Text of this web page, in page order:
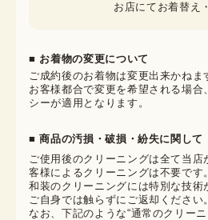
お店にてお着替え
■ お着物の変更について
ご成約後のお着物は変更出来かねま
お客様都合で変更を希望される場合
シーが適用となります。
■ 商品の汚損・破損・紛失に関して
ご使用後のクリーニングは全て当店
客様によるクリーニングは不要です。
和装のクリーニングには特別な技術
ご自身では触らずにご返却ください。
なお、下記のような“通常のクリー